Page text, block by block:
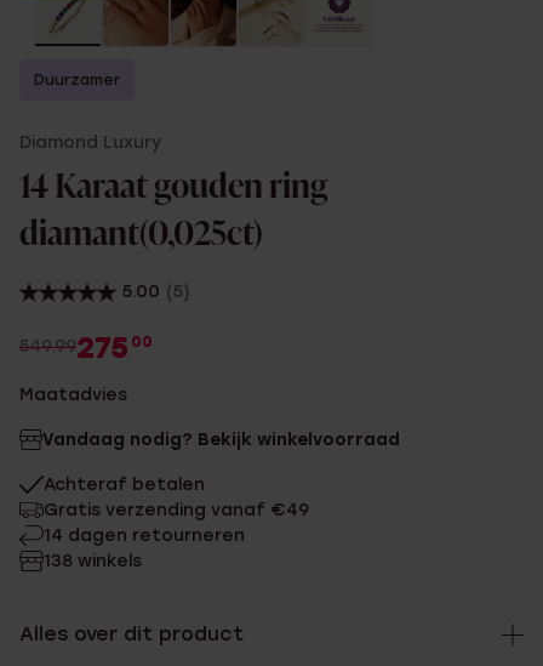
Duurzamer
Diamond Luxury
14 Karaat gouden ring
diamant(0,025ct)
5.00 (5)
549.99275 00
Maatadvies
Vandaag nodig? Bekijk winkelvoorraad
Achteraf betalen
Gratis verzending vanaf €49
14 dagen retourneren
138 winkels
Alles over dit product